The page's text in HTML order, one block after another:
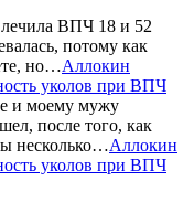
ВПЧ 18 и 52
потому как
но…Аллокин
уколов при ВПЧ
и моему мужу
после того, как
несколько…Аллокин
уколов при ВПЧ